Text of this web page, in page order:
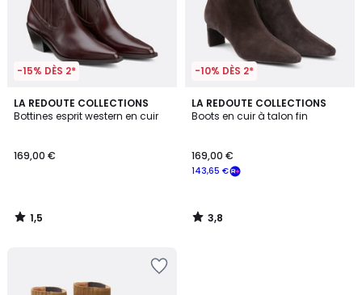
-15% DÈS 2*
LA REDOUTE COLLECTIONS
Bottines esprit western en cuir
169,00 €
1,5
/
1,5
/
-10% DÈS 2*
LA REDOUTE COLLECTIONS
Boots en cuir à talon fin
143,65 €
169,00 €
3,8
/ 5
3,8
/